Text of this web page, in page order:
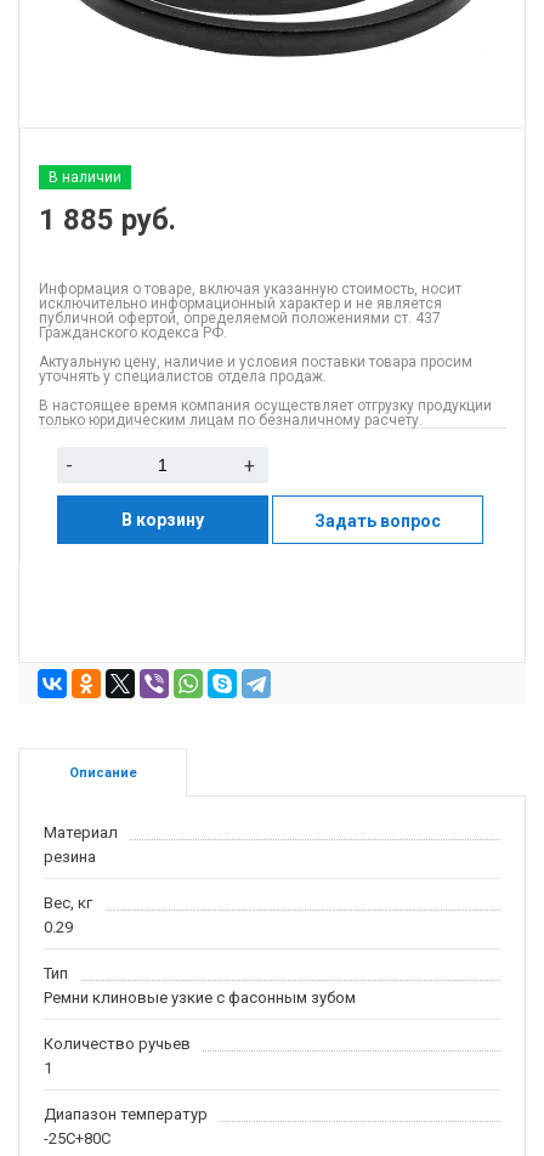
В наличии
1 885 руб.
Информация о товаре, включая указанную стоимость, носит
исключительно информационный характер и не является
публичной офертой, определяемой положениями ст. 437
Гражданского кодекса РФ.
Актуальную цену, наличие и условия поставки товара просим
уточнять у специалистов отдела продаж.
В настоящее время компания осуществляет отгрузку продукции
только юридическим лицам по безналичному расчету.
- +
В корзину Задать вопрос
Описание
Материал
резина
Вес, кг
0.29
Тип
Ремни клиновые узкие с фасонным зубом
Количество ручьев
1
Диапазон температур
-25С+80С